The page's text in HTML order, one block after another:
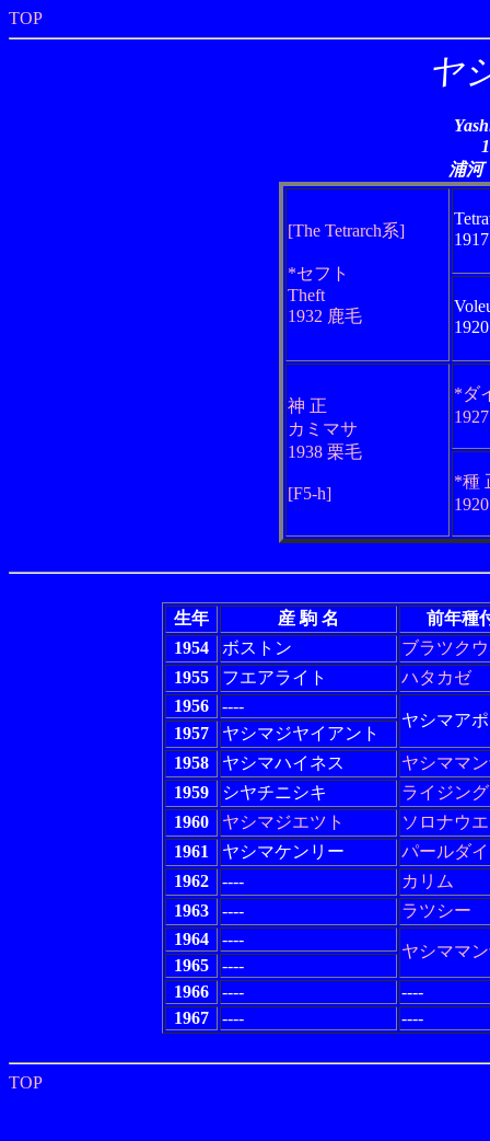
TOP
ヤ
浦河
[The Tetrarch系]
*セフト
Theft
1932 鹿毛
神 正
カミマサ
1938 栗毛
[F5-h]
*ダ
*種
生年 産 駒 名
前年種
1954
ボストン
ブラツク
1955
フエアライト
ハタカゼ
1956
----
ヤシマア
1957
ヤシマジヤイアント
1958
ヤシマハイネス
ヤシママ
1959
シヤチニシキ
ライジン
1960
ヤシマジエツト
ソロナウ
1961
ヤシマケンリー
パールダ
1962
----
カリム
1963
----
ラツシー
1964
----
ヤシママ
1965
----
1966
----
----
1967
---- ----
TOP